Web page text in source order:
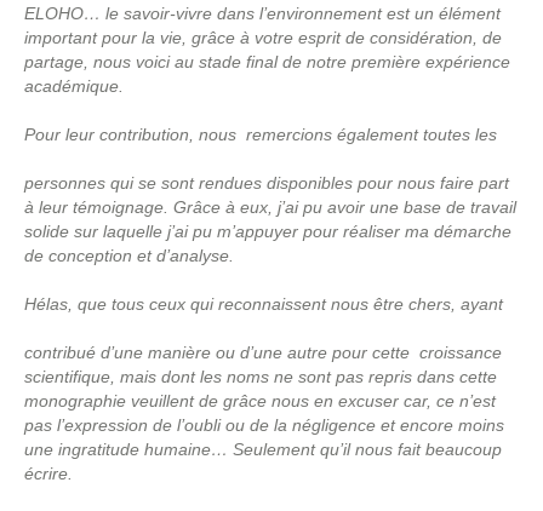
ELOHO… le savoir-vivre dans l’environnement est un élément
important pour la vie, grâce à votre esprit de considération, de
partage, nous voici au stade final de notre première expérience
académique.
Pour leur contribution, nous remercions également toutes les
personnes qui se sont rendues disponibles pour nous faire part
à leur témoignage. Grâce à eux, j’ai pu avoir une base de travail
solide sur laquelle j’ai pu m’appuyer pour réaliser ma démarche
de conception et d’analyse.
Hélas, que tous ceux qui reconnaissent nous être chers, ayant
contribué d’une manière ou d’une autre pour cette croissance
scientifique, mais dont les noms ne sont pas repris dans cette
monographie veuillent de grâce nous en excuser car, ce n’est
pas l’expression de l’oubli ou de la négligence et encore moins
une ingratitude humaine… Seulement qu’il nous fait beaucoup
écrire.